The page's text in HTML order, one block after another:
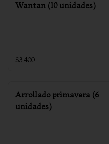
Wantan (10 unidades)
$3.400
Arrollado primavera (6
unidades)